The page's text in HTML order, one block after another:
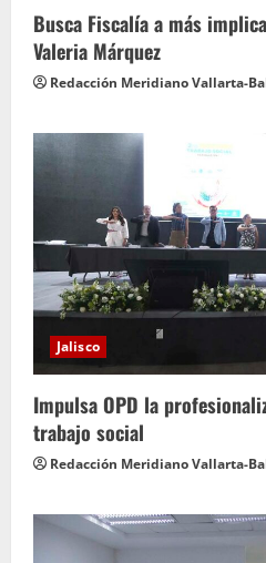
Busca Fiscalía a más
Valeria Márquez
Redacción Meridiano Vallarta-
Jalisco
Impulsa OPD la
trabajo social
Redacción Meridiano Vallarta-